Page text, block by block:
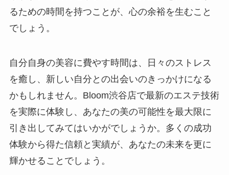
るための時間を持つことが、心の余裕を生むこと
でしょう。
自分自身の美容に費やす時間は、日々のストレス
を癒し、新しい自分との出会いのきっかけになる
かもしれません。Bloom渋谷店で最新のエステ技術
を実際に体験し、あなたの美の可能性を最大限に
引き出してみてはいかがでしょうか。多くの成功
体験から得た信頼と実績が、あなたの未来を更に
輝かせることでしょう。